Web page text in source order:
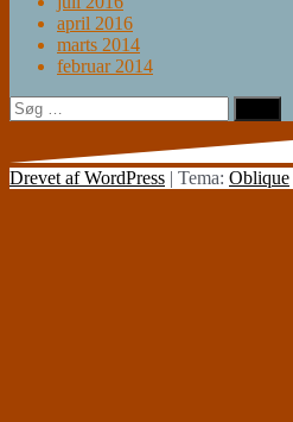
april 2016
marts 2014
februar 2014
Søg
efter:
Drevet af WordPress | Tema: Oblique